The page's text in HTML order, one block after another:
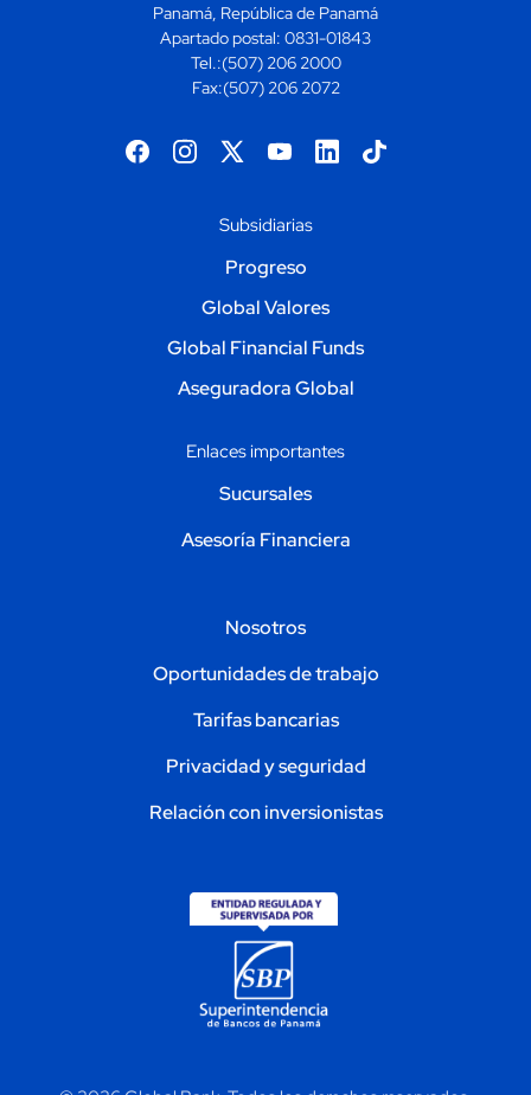
Progreso
Global Valores
Global Financial Funds
Aseguradora Global
Panamá, República de Panamá
Apartado postal: 0831-01843
Tel.:(507) 206 2000
Fax:(507) 206 2072
Sucursales
Asesoría Financiera
Nosotros
Oportunidades de trabajo
Tarifas bancarias
Privacidad y seguridad
Relación con inversionistas